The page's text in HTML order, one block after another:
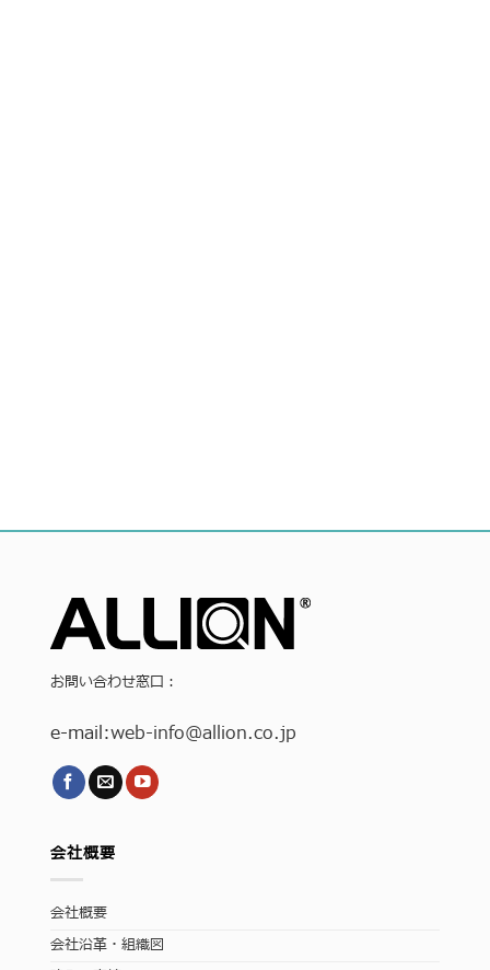
お問い合わせ窓口：
e-mail:web-info@allion.co.jp
会社概要
会社概要
会社沿革・組織図